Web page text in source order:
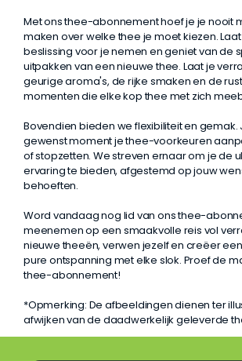
Met ons thee-abonnement hoef je je nooit
maken over welke thee je moet kiezen.
beslissing voor je nemen en geniet van de
uitpakken van een nieuwe thee. Laat je
geurige aroma's, de rijke smaken en de
momenten die elke kop thee met zich
Bovendien bieden we flexibiliteit en gemak.
gewenst moment je thee-voorkeuren
of stopzetten. We streven ernaar om je de
ervaring te bieden, afgestemd op jouw
behoeften.
Word vandaag nog lid van ons thee-
meenemen op een smaakvolle reis vol
nieuwe theeën, verwen jezelf en creëer
pure ontspanning met elke slok. Proef de
thee-abonnement!
*Opmerking: De afbeeldingen dienen ter
afwijken van de daadwerkelijk geleverde